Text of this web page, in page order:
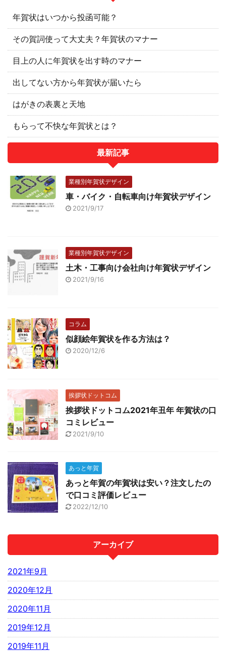
年賀状はいつから投函可能？
その賀詞使って大丈夫？年賀状のマナー
目上の人に年賀状を出す時のマナー
出してない方から年賀状が届いたら
はがきの表裏と天地
もらって不快な年賀状とは？
最新記事
業種別年賀状デザイン
車・バイク・自転車向け年賀状デザイン
2021/9/17
業種別年賀状デザイン
土木・工事向け会社向け年賀状デザイン
2021/9/16
コラム
似顔絵年賀状を作る方法は？
2020/12/6
挨拶状ドットコム
挨拶状ドットコム2021年丑年 年賀状の口
コミレビュー
2021/9/10
あっと年賀
あっと年賀の年賀状は安い？注文したの
で口コミ評価レビュー
2022/12/10
アーカイブ
2021年9月
2020年12月
2020年11月
2019年12月
2019年11月